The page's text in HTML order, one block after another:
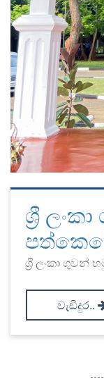
ශ්‍රී
ශ්‍රී ලංකා ගුවන්
වැඩිදුර..